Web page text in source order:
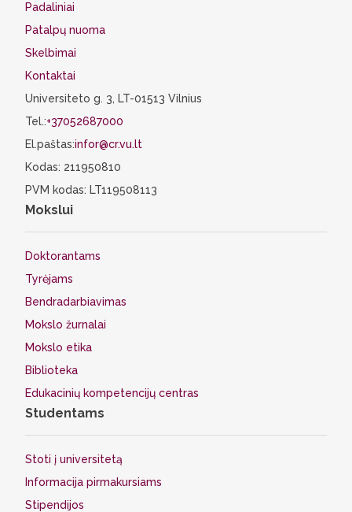
Padaliniai
Patalpų nuoma
Skelbimai
Kontaktai
Universiteto g. 3, LT-01513 Vilnius
Tel.:+37052687000
El.paštas:infor@cr.vu.lt
Kodas: 211950810
PVM kodas: LT119508113
Mokslui
Doktorantams
Tyrėjams
Bendradarbiavimas
Mokslo žurnalai
Mokslo etika
Biblioteka
Edukacinių kompetencijų centras
Studentams
Stoti į universitetą
Informacija pirmakursiams
Stipendijos